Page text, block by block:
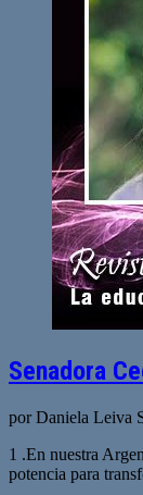
Senadora
por Daniela Leiva
1 .En nuestra
potencia para